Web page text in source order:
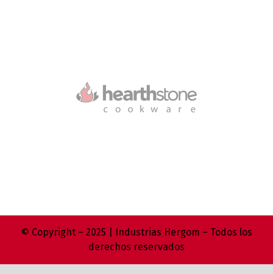
© Copyright – 2025 | Industrias Hergom – Todos los
derechos reservados